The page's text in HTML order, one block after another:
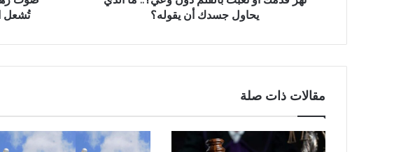
يحاول جسدك أن يقوله؟
تُشعل
مقالات ذات صلة